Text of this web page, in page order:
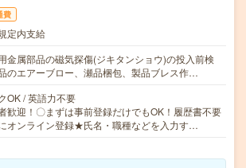
費
定内支給
金属部品の磁気探傷(ジキタンショウ)の投入前検
のエアーブロー、瀬品梱包、製品ブレス作…
OK / 英語力不要
歓迎！〇まずは事前登録だけでもOK！履歴書不要
オンライン登録★氏名・職種などを入力す…